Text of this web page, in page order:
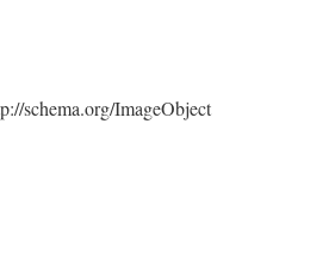
schema.org/ImageObject